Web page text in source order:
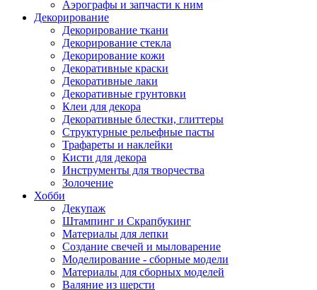
Аэрографы и запчасти к ним
Декорирование
Декорирование ткани
Декорирование стекла
Декорирование кожи
Декоративные краски
Декоративные лаки
Декоративные грунтовки
Клеи для декора
Декоративные блестки, глиттеры
Структурные рельефные пасты
Трафареты и наклейки
Кисти для декора
Инструменты для творчества
Золочение
Хобби
Декупаж
Штампинг и Скрапбукинг
Материалы для лепки
Создание свечей и мыловарение
Моделирование - сборные модели
Материалы для сборных моделей
Валяние из шерсти